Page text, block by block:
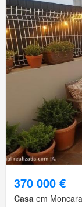
370 000 €
Casa em